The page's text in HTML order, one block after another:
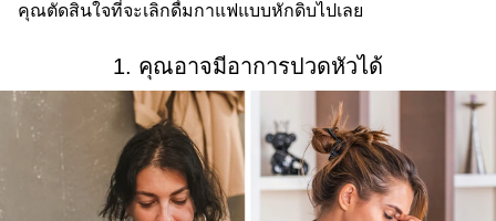
คุณตัดสินใจที่จะเลิกดื่มกาแฟแบบหักดิบไปเลย
1. คุณอาจมีอาการปวดหัวได้